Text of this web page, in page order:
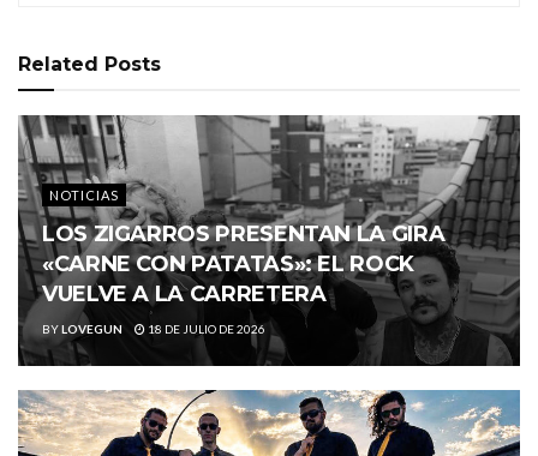
Related Posts
NOTICIAS
LOS ZIGARROS PRESENTAN LA GIRA
«CARNE CON PATATAS»: EL ROCK
VUELVE A LA CARRETERA
BYLOVEGUN 18 DE JULIO DE 2026